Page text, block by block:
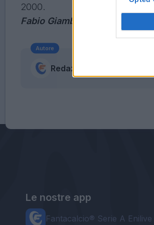
2000.
Fabio Giambò
Autore
Redazione Fantacalcio.it
Le nostre app
Fantacalcio® Serie A Enilive